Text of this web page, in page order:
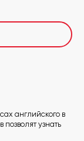
английского в
узнать